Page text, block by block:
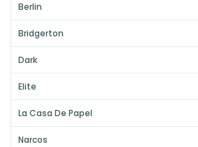
Berlin
Bridgerton
Dark
Elite
La Casa De Papel
Narcos